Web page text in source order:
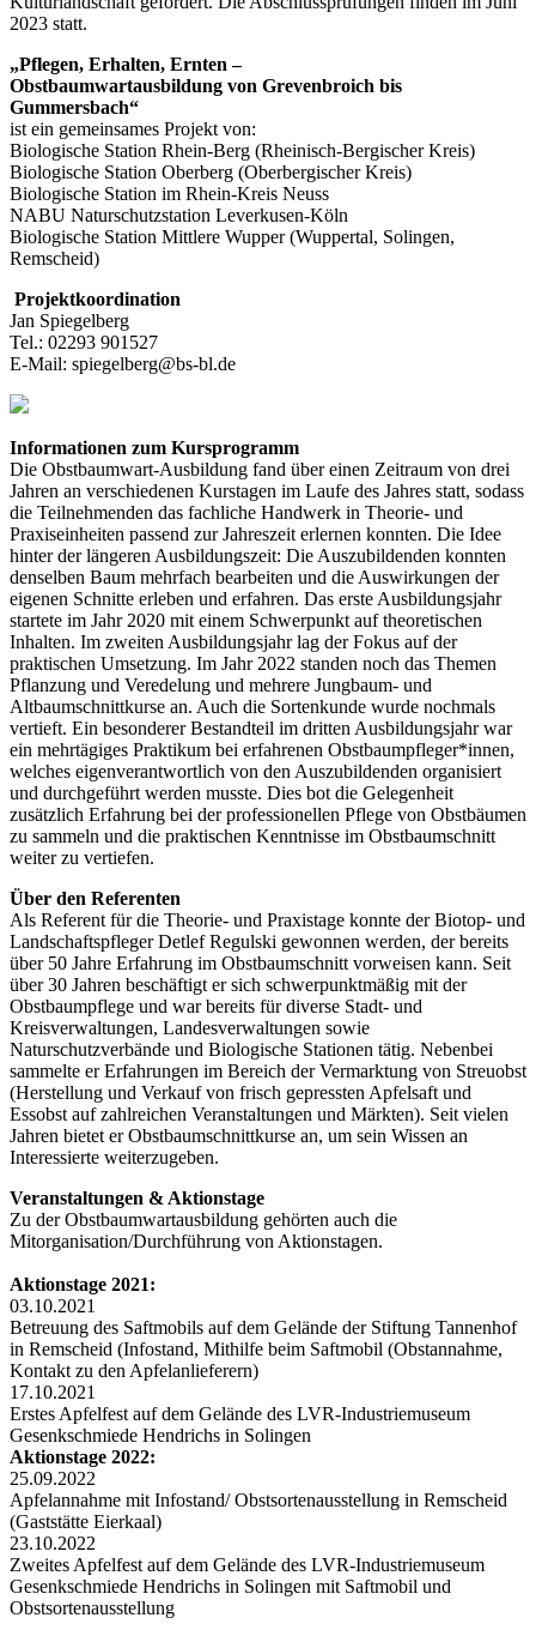
2023 statt.
„Pflegen, Erhalten, Ernten –
Obstbaumwartausbildung von Grevenbroich bis
Gummersbach“
ist ein gemeinsames Projekt von:
Biologische Station Rhein-Berg (Rheinisch-Bergischer Kreis)
Biologische Station Oberberg (Oberbergischer Kreis)
Biologische Station im Rhein-Kreis Neuss
NABU Naturschutzstation Leverkusen-Köln
Biologische Station Mittlere Wupper (Wuppertal, Solingen,
Remscheid)
Projektkoordination
Jan Spiegelberg
Tel.: 02293 901527
E-Mail: spiegelberg@bs-bl.de
Informationen zum Kursprogramm
Die Obstbaumwart-Ausbildung fand über einen Zeitraum von drei
Jahren an verschiedenen Kurstagen im Laufe des Jahres statt, sodass
die Teilnehmenden das fachliche Handwerk in Theorie- und
Praxiseinheiten passend zur Jahreszeit erlernen konnten. Die Idee
hinter der längeren Ausbildungszeit: Die Auszubildenden konnten
denselben Baum mehrfach bearbeiten und die Auswirkungen der
eigenen Schnitte erleben und erfahren. Das erste Ausbildungsjahr
startete im Jahr 2020 mit einem Schwerpunkt auf theoretischen
Inhalten. Im zweiten Ausbildungsjahr lag der Fokus auf der
praktischen Umsetzung. Im Jahr 2022 standen noch das Themen
Pflanzung und Veredelung und mehrere Jungbaum- und
Altbaumschnittkurse an. Auch die Sortenkunde wurde nochmals
vertieft. Ein besonderer Bestandteil im dritten Ausbildungsjahr war
ein mehrtägiges Praktikum bei erfahrenen Obstbaumpfleger*innen,
welches eigenverantwortlich von den Auszubildenden organisiert
und durchgeführt werden musste. Dies bot die Gelegenheit
zusätzlich Erfahrung bei der professionellen Pflege von Obstbäumen
zu sammeln und die praktischen Kenntnisse im Obstbaumschnitt
weiter zu vertiefen.
Über den Referenten
Als Referent für die Theorie- und Praxistage konnte der Biotop- und
Landschaftspfleger Detlef Regulski gewonnen werden, der bereits
über 50 Jahre Erfahrung im Obstbaumschnitt vorweisen kann. Seit
über 30 Jahren beschäftigt er sich schwerpunktmäßig mit der
Obstbaumpflege und war bereits für diverse Stadt- und
Kreisverwaltungen, Landesverwaltungen sowie
Naturschutzverbände und Biologische Stationen tätig. Nebenbei
sammelte er Erfahrungen im Bereich der Vermarktung von Streuobst
(Herstellung und Verkauf von frisch gepressten Apfelsaft und
Essobst auf zahlreichen Veranstaltungen und Märkten). Seit vielen
Jahren bietet er Obstbaumschnittkurse an, um sein Wissen an
Interessierte weiterzugeben.
Veranstaltungen & Aktionstage
Zu der Obstbaumwartausbildung gehörten auch die
Mitorganisation/Durchführung von Aktionstagen.
Aktionstage 2021:
03.10.2021
Betreuung des Saftmobils auf dem Gelände der Stiftung Tannenhof
in Remscheid (Infostand, Mithilfe beim Saftmobil (Obstannahme,
Kontakt zu den Apfelanlieferern)
17.10.2021
Erstes Apfelfest auf dem Gelände des LVR-Industriemuseum
Gesenkschmiede Hendrichs in Solingen
Aktionstage 2022:
25.09.2022
Apfelannahme mit Infostand/ Obstsortenausstellung in Remscheid
(Gaststätte Eierkaal)
23.10.2022
Zweites Apfelfest auf dem Gelände des LVR-Industriemuseum
Gesenkschmiede Hendrichs in Solingen mit Saftmobil und
Obstsortenausstellung